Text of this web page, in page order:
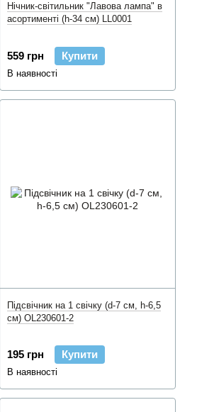
Нічник-світильник "Лавова лампа" в
асортименті (h-34 см) LL0001
559 грн Купити
В наявності
Підсвічник на 1 свічку (d-7 см, h-6,5
см) OL230601-2
195 грн Купити
В наявності